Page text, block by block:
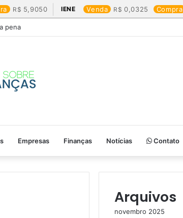
5,9050 IENE Venda 0,0325 Compra
pena
Empresas Finanças Notícias Contato
Arquivos
novembro 2025